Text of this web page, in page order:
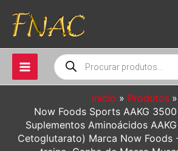
para
conteúdo
Pesquisar
produtos
Início
Produtos
Now Foods Sports AAKG
Suplementos Aminoácidos
Cetoglutarato) Marca Now Foods